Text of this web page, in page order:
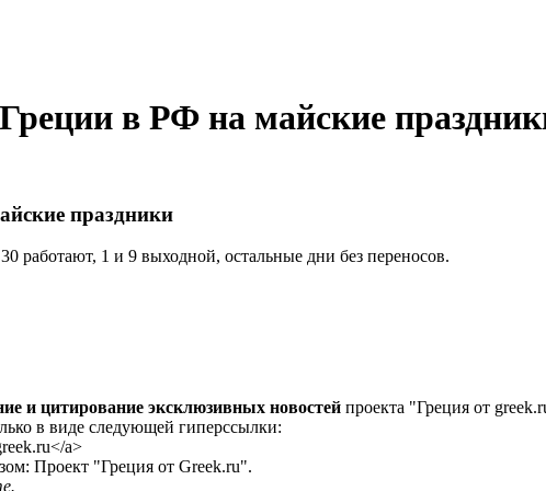
в РФ на майские
праздники
работают, 1 и 9 выходной, остальные дни без переносов.
и цитирование эксклюзивных новостей проекта "Греция от
в виде следующей гиперссылки:
a>
Проект "Греция от Greek.ru".